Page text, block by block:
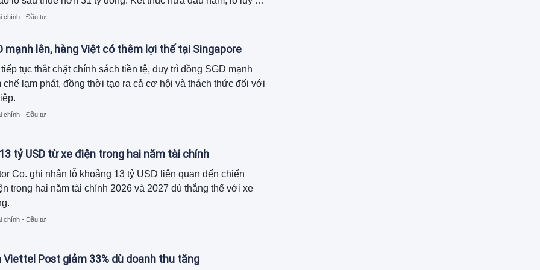
này đã vượt tỷ đồng, trong khi báo cáo tài chính xuất
chính - Đầu tư
mạnh lên, hàng Việt có thêm lợi thế tại Singapore
tục thắt chặt chính sách tiền tệ, duy trì đồng SGD mạnh
chế lạm phát, đồng thời tạo ra cả cơ hội và thách thức đối với
chính - Đầu tư
tỷ USD từ xe điện trong hai năm tài chính
Co. ghi nhận lỗ khoảng 13 tỷ USD liên quan đến chiến
trong hai năm tài chính 2026 và 2027 dù thắng thế với xe
chính - Đầu tư
Viettel Post giảm 33% dù doanh thu tăng